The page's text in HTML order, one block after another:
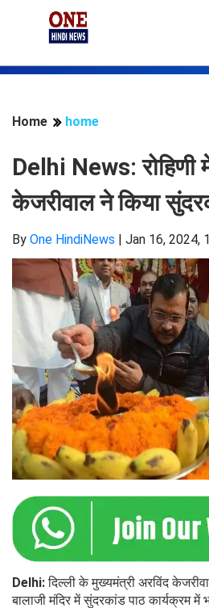
Home home
Delhi News: रोहिणी
केजरीवाल ने किया
By One HindiNews | Jan 16, 2024,
Delhi:दिल्ली के मुख्यमंत्री अरविंद
बालाजी मंदिर में सुंदरकांड पाठ कार्यक्रम में